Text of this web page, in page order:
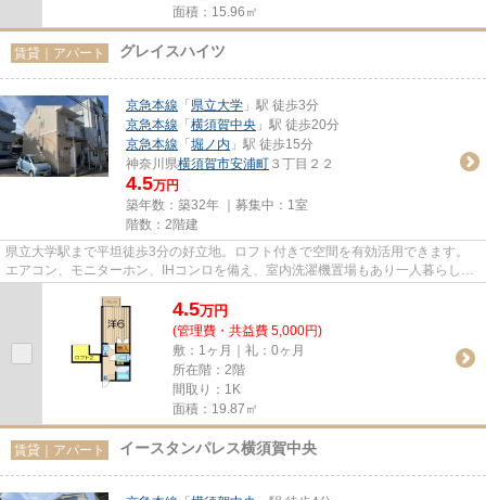
面積：15.96㎡
賃貸｜アパート グレイスハイツ
京急本線 「 県立大学 」駅 徒歩3分
京急本線 「 横須賀中央 」駅 徒歩20分
京急本線 「 堀ノ内 」駅 徒歩15分
神奈川県横須賀市安浦町 ３丁目２２
4.5万円
築年数：築32年 ｜募集中： 1室
階数：2階建
県立大学駅まで平坦徒歩3分の好立地。ロフト付きで空間を有効活用できます。
エアコン、モニターホン、IHコンロを備え、室内洗濯機置場もあり一人暮らしに
4.5万円
(管理費・共益費 5,000円)
敷：1ヶ月｜礼：0ヶ月
所在階：2階
間取り：1K
面積：19.87㎡
賃貸｜アパート イースタンパレス横須賀中央